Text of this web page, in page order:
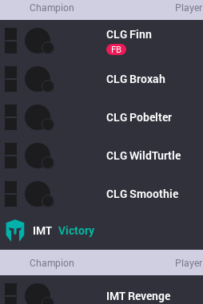
Champion Player
CLG Finn
FB
CLG Broxah
CLG Pobelter
CLGWildTurtle
CLGSmoothie
IMT Victory
Champion Player
IMT Revenge